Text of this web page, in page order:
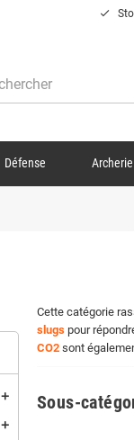
done
Défense Archerie
add
add
Cette catégorie
slugs pour
CO2 sont
Sous-